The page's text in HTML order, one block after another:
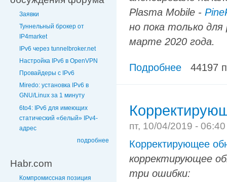
Заявки
Туннельный брокер от
IP4market
IPv6 через tunnelbroker.net
Настройка IPv6 в OpenVPN
Провайдеры с IPv6
Miredo: установка IPv6 в
GNU/Linux за 1 минуту
6to4: IPv6 для имеющих
статический «белый» IPv4-
адрес
подробнее
Habr.com
Компромиссная позиция
Plasma Mobile -
но пока только
марте 2020 года.
Подробнее 44197
пт, 10/04/2019 -
Корректирующее
корректирующее
три ошибки: